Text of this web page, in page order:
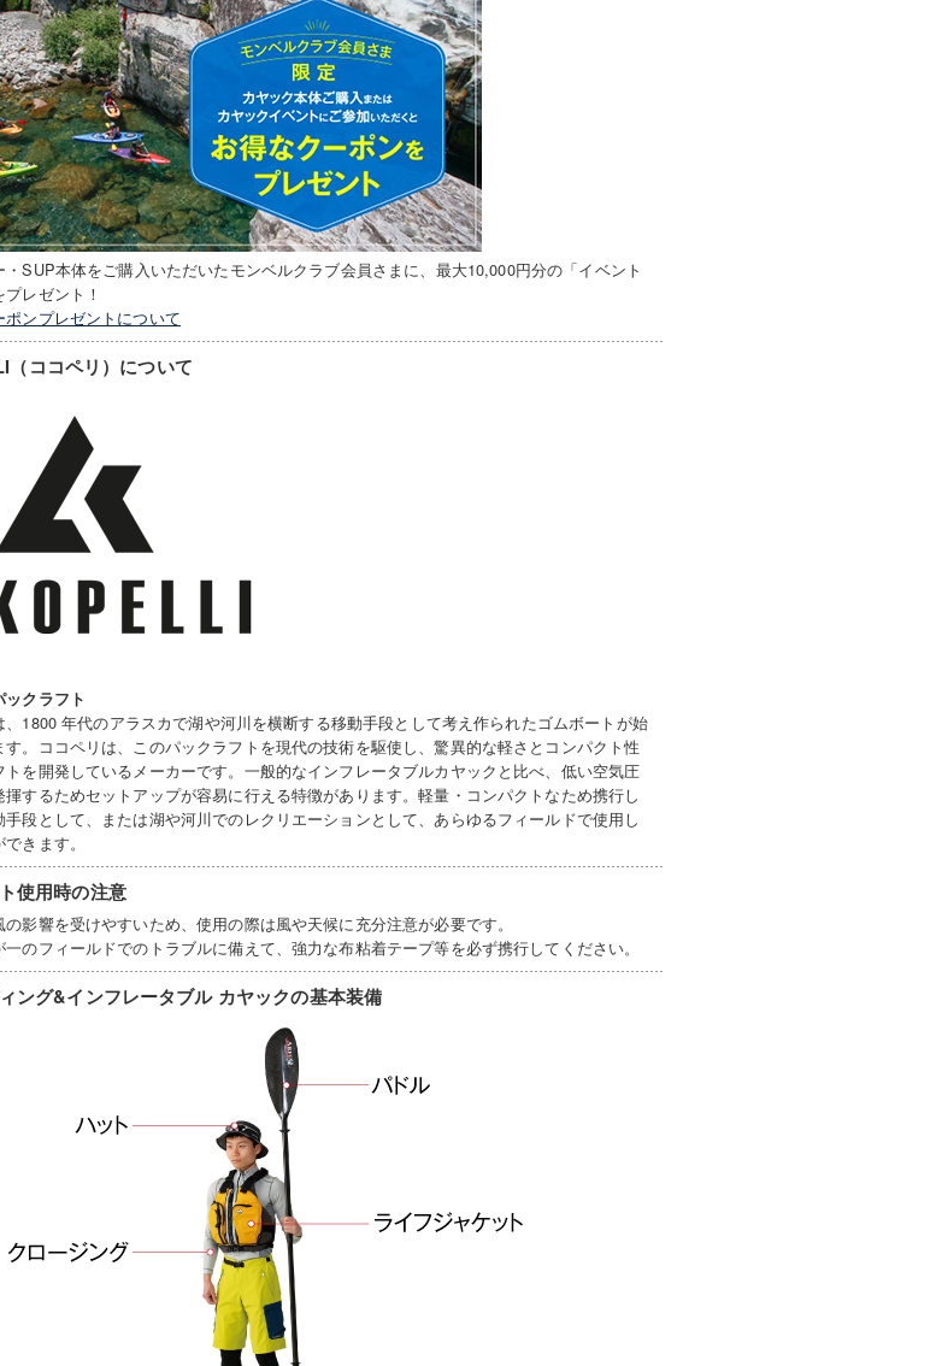
・SUP本体をご購入いただいたモンベルクラブ会員さまに、最大10,000円分の「イベント
レゼント！
ポンプレゼントについて
（ココペリ）について
クラフト
1800 年代のアラスカで湖や河川を横断する移動手段として考え作られたゴムボートが始
す。ココペリは、このパックラフトを現代の技術を駆使し、驚異的な軽さとコンパクト性
トを開発しているメーカーです。一般的なインフレータブルカヤックと比べ、低い空気圧
するためセットアップが容易に行える特徴があります。軽量・コンパクトなため携行し
段として、または湖や河川でのレクリエーションとして、あらゆるフィールドで使用し
きます。
使用時の注意
の影響を受けやすいため、使用の際は風や天候に充分注意が必要です。
一のフィールドでのトラブルに備えて、強力な布粘着テープ等を必ず携行してください。
ング&インフレータブル カヤックの基本装備